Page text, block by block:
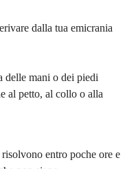
dalla tua emicrania
delle mani o dei piedi
al petto, al collo o alla
entro poche ore e